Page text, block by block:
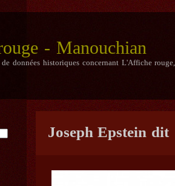
- Manouchian
de données historiques concernant L'Affiche
Joseph Epstein